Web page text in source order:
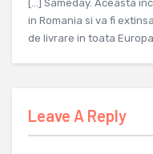
[…] Sameday. Aceasta
in Romania si va fi
de livrare in toata
Leave A Reply